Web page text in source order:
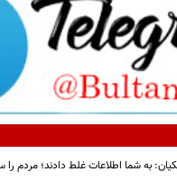
به شما اطلاعات غلط دادند؛ مردم را